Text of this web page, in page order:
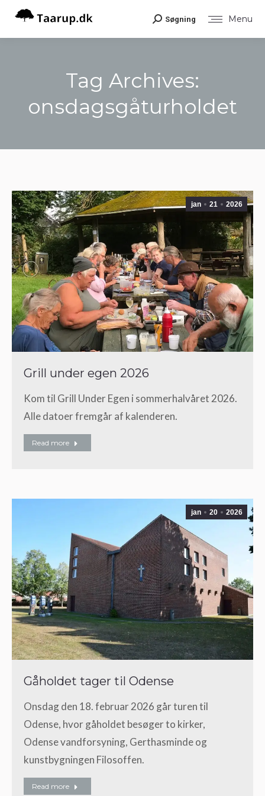
Menu
Search:
Søgning
Tag Archives:
onsdagsgåturholdet
jan 21 2026
Grill under egen 2026
Kom til Grill Under Egen i sommerhalvåret 2026.
Alle datoer fremgår af kalenderen.
Read more
jan 20 2026
Gåholdet tager til Odense
Onsdag den 18. februar 2026 går turen til
Odense, hvor gåholdet besøger to kirker,
Odense vandforsyning, Gerthasminde og
kunstbygningen Filosoffen.
Read more